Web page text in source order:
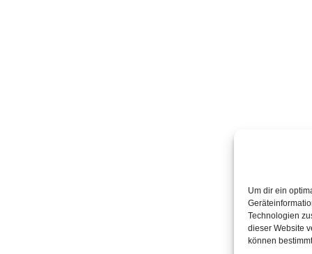
Um dir ein
Technologien
dieser Website
können